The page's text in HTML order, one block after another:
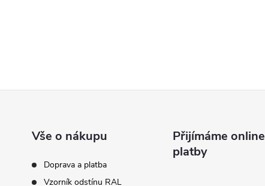
Vše o nákupu
Doprava a platba
Vzorník odstínu RAL
Přijímáme online
platby